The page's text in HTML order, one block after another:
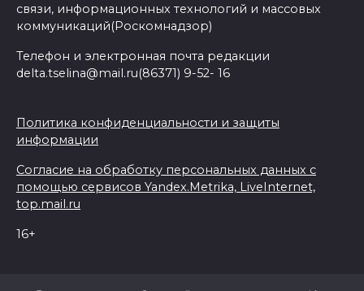
связи, информационных технологий и массовых
коммуникаций(Роскомнадзор)
Телефон и электронная почта редакции
delta.tselina@mail.ru(86371) 9-52- 16
Политика конфиденциальности и защиты
информации
Согласие на обработку персональных данных с
помощью сервисов Yandex.Metrika, LiveInternet,
top.mail.ru
16+